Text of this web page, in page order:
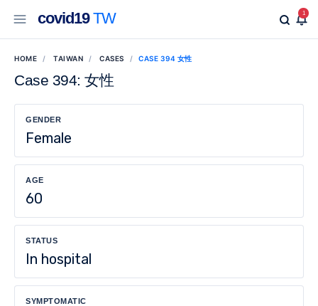
covid19TW 1
HOME TAIWAN CASES CASE 394 女性
Case 394: 女性
GENDER
Female
AGE
60
STATUS
In hospital
SYMPTOMATIC